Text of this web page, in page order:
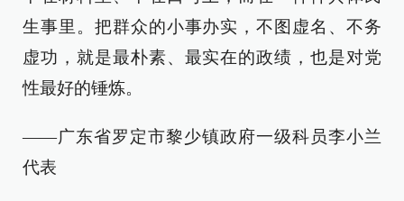
生事里。把群众的小事办实，不图虚名、不务
虚功，就是最朴素、最实在的政绩，也是对党
性最好的锤炼。
——广东省罗定市黎少镇政府一级科员李小兰
代表